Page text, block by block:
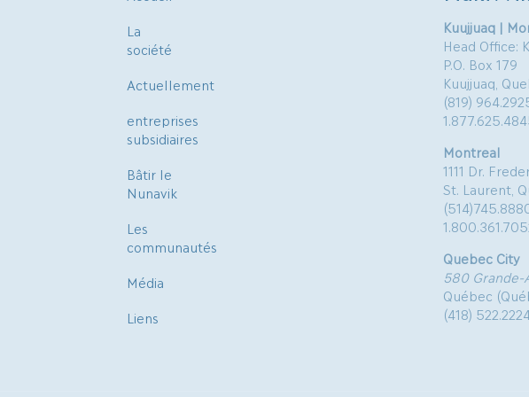
La
société
Actuellement
entreprises
subsidiaires
Bâtir le
Nunavik
Les
communautés
Média
Liens
Kuujjuaq |
Head Office:
P.O. Box 179
Kuujjuaq,
(819)
Montreal
1111 Dr.
St. Laurent,
Quebec City
580 Grande-
Québec
(418)